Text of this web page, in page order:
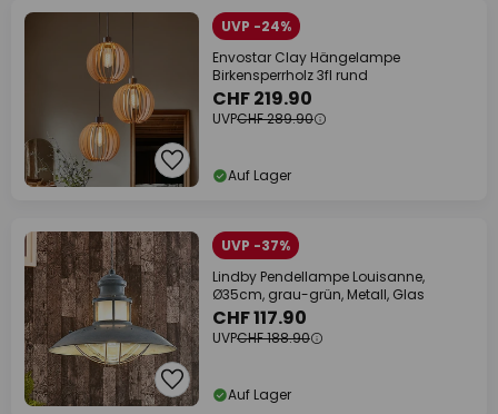
UVP -24%
Envostar Clay Hängelampe
Birkensperrholz 3fl rund
CHF 219.90
UVPCHF 289.90
Auf Lager
UVP -37%
Lindby Pendellampe Louisanne,
Ø35cm, grau-grün, Metall, Glas
CHF 117.90
UVPCHF 188.90
Auf Lager